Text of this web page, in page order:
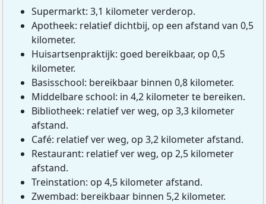
Supermarkt: 3,1 kilometer verderop.
Apotheek: relatief dichtbij, op een afstand van 0,5
kilometer.
Huisartsenpraktijk: goed bereikbaar, op 0,5
kilometer.
Basisschool: bereikbaar binnen 0,8 kilometer.
Middelbare school: in 4,2 kilometer te bereiken.
Bibliotheek: relatief ver weg, op 3,3 kilometer
afstand.
Café: relatief ver weg, op 3,2 kilometer afstand.
Restaurant: relatief ver weg, op 2,5 kilometer
afstand.
Treinstation: op 4,5 kilometer afstand.
Zwembad: bereikbaar binnen 5,2 kilometer.